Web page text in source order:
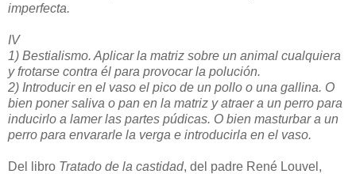
imperfecta.
IV
1) Bestialismo. Aplicar la matriz sobre un animal cualquiera
y frotarse contra él para provocar la polución.
2) Introducir en el vaso el pico de un pollo o una gallina. O
bien poner saliva o pan en la matriz y atraer a un perro para
inducirlo a lamer las partes púdicas. O bien masturbar a un
perro para envararle la verga e introducirla en el vaso.
Del libro Tratado de la castidad, del padre René Louvel,